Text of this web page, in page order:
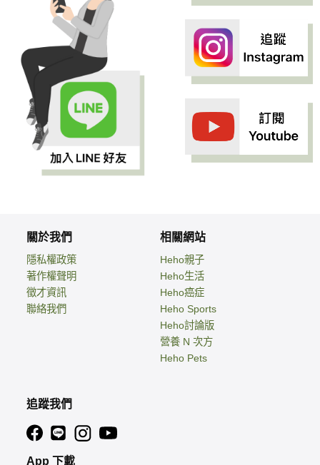
關於我們
隱私權政策
著作權聲明
徵才資訊
聯絡我們
相關網站
Heho親子
Heho生活
Heho癌症
Heho Sports
Heho討論版
營養 N 次方
Heho Pets
追蹤我們
App 下載